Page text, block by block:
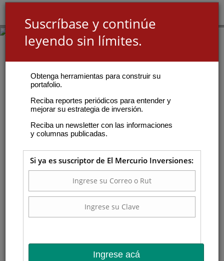
Suscríbase y continúe
leyendo sin límites.
Obtenga herramientas para construir su
portafolio.
Reciba reportes periódicos para entender y
mejorar su estrategia de inversión.
Reciba un newsletter con las informaciones
y columnas publicadas.
Si ya es suscriptor de El Mercurio Inversiones:
Ingrese acá